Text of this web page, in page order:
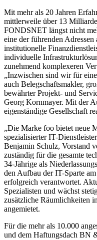
Mit mehr als 20 Jahren
mittlerweile über 13
FONDSNET längst nicht
eine der führenden
institutionelle
individuelle
zunehmend komplexeren
„Inzwischen sind wir für
auch Belegschaftsmakler,
bewährter Projekt- und
Georg Kornmayer. Mit der
eigenständige Gesellschaft
„Die Marke foo bietet neue
spezialisierter IT-
Benjamin Schulz, Vorstand
zuständig für die gesamte
34-Jährige als
den Aufbau der IT-Sparte
erfolgreich verantwortet.
Spezialisten und wächst
zusätzliche Räumlichkeiten
angemietet.
Für die mehr als 10.000
und dem Haftungsdach BN